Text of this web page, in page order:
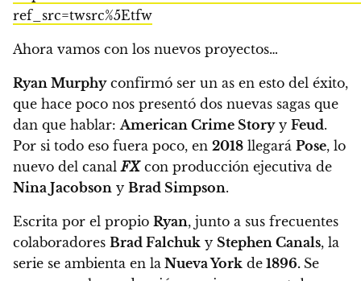
ref_src=twsrc%5Etfw
Ahora vamos con los nuevos proyectos…
Ryan Murphyconfirmó ser un as en esto del éxito,
que hace poco nos presentó dos nuevas sagas que
dan que hablar:American Crime Storyy Feud.
Por si todo eso fuera poco, en 2018 llegará Pose, lo
nuevo del canalFX con producción ejecutiva de
Nina Jacobson y Brad Simpson.
Escrita por el propio Ryan, junto a sus frecuentes
colaboradores Brad Falchuk y Stephen Canals, la
serie se ambienta en la Nueva York de 1896. Se